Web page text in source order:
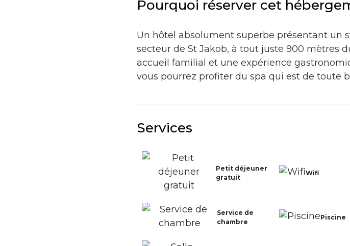
Pourquoi réserver cet
Un hôtel absolument superbe présentant un
secteur de St Jakob, à tout juste 900 mètres
accueil familial et une expérience
vous pourrez profiter du spa qui est de toute
Services
Petit déjeuner
gratuit
Wifi
Service de
chambre
Piscine